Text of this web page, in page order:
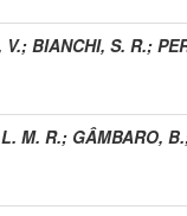
V.; BIANCHI, S. R.;
M. R.; GÂMBARO, B.